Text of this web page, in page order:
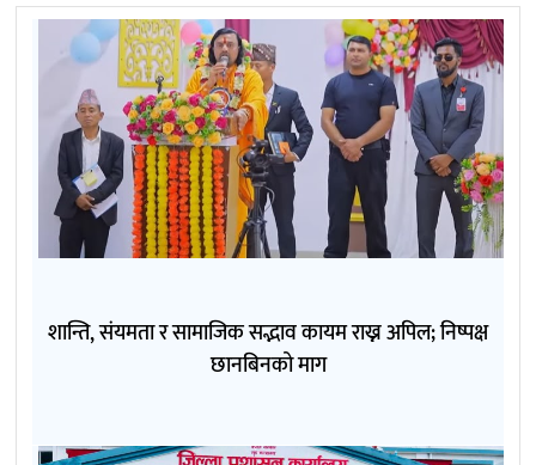
शान्ति, संयमता र सामाजिक सद्भाव कायम राख्न अपिल; निष्पक्ष
छानबिनको माग